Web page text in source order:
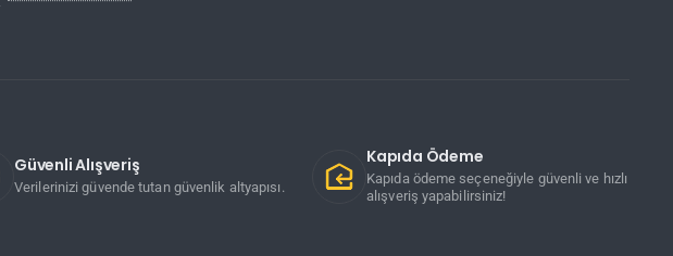
Güvenli Alışveriş
Verilerinizi güvende tutan güvenlik altyapısı.
Kapıda Ödeme
Kapıda ödeme seçeneğiyle güvenli ve hızlı
alışveriş yapabilirsiniz!